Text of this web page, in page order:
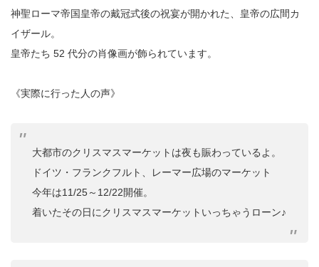
神聖ローマ帝国皇帝の戴冠式後の祝宴が開かれた、皇帝の広間カ
イザール。
皇帝たち 52 代分の肖像画が飾られています。
《実際に行った人の声》
大都市のクリスマスマーケットは夜も賑わっているよ。
ドイツ・フランクフルト、レーマー広場のマーケット
今年は11/25～12/22開催。
着いたその日にクリスマスマーケットいっちゃうローン♪